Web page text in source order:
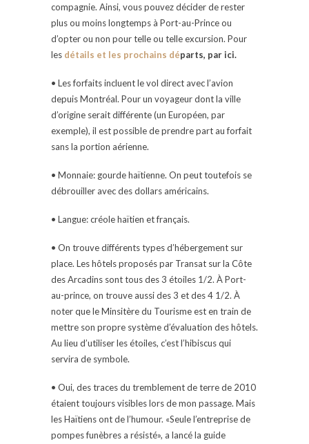
compagnie. Ainsi, vous pouvez décider de rester
plus ou moins longtemps à Port-au-Prince ou
d’opter ou non pour telle ou telle excursion. Pour
les détails et les prochains départs, par ici.
• Les forfaits incluent le vol direct avec l’avion
depuis Montréal. Pour un voyageur dont la ville
d’origine serait différente (un Européen, par
exemple), il est possible de prendre part au forfait
sans la portion aérienne.
• Monnaie: gourde haïtienne. On peut toutefois se
débrouiller avec des dollars américains.
• Langue: créole haïtien et français.
• On trouve différents types d’hébergement sur
place. Les hôtels proposés par Transat sur la Côte
des Arcadins sont tous des 3 étoiles 1/2. À Port-
au-prince, on trouve aussi des 3 et des 4 1/2. À
noter que le Minsitère du Tourisme est en train de
mettre son propre système d’évaluation des hôtels.
Au lieu d’utiliser les étoiles, c’est l’hibiscus qui
servira de symbole.
• Oui, des traces du tremblement de terre de 2010
étaient toujours visibles lors de mon passage. Mais
les Haïtiens ont de l’humour. «Seule l’entreprise de
pompes funèbres a résisté», a lancé la guide